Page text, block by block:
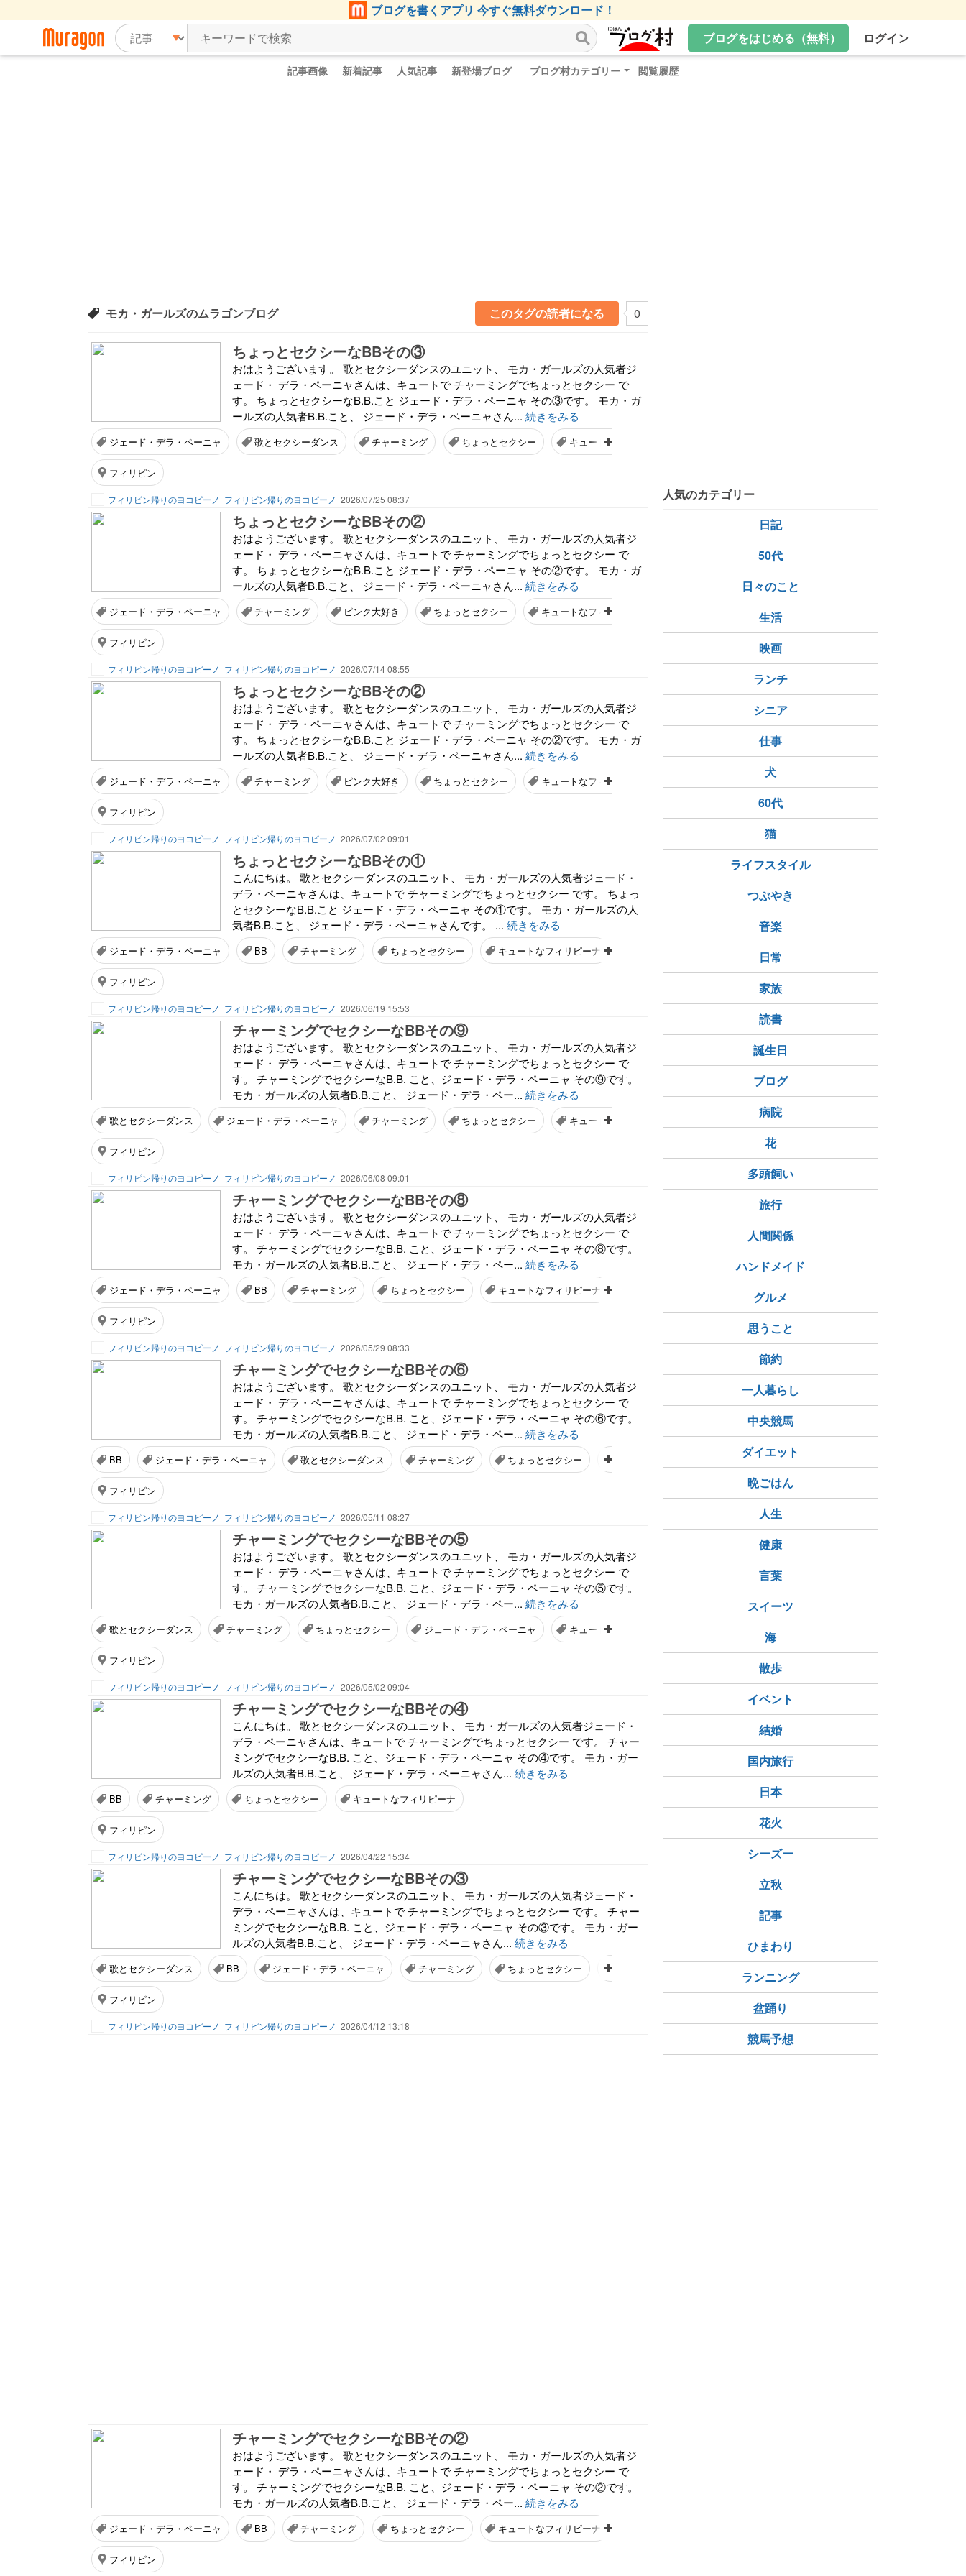
ブログを書くアプリ 今すぐ無料ダウンロード！
ブログをはじめる（無料）
ログイン
記事画像 新着記事 人気記事 新登場ブログ ブログ村カテゴリー 閲覧履歴
モカ・ガールズのムラゴンブログ このタグの読者になる 0
ちょっとセクシーなBBその③
おはようございます。 歌とセクシーダンスのユニット、 モカ・ガールズの人気者ジ
ェード・ デラ・ペーニャさんは、キュートで チャーミングでちょっとセクシー で
す。 ちょっとセクシーなB.B.こと ジェード・デラ・ペーニャ その③です。 モカ・ガ
ールズの人気者B.B.こと、 ジェード・デラ・ペーニャさん... 続きをみる
ジェード・デラ・ペーニャ 歌とセクシーダンス チャーミング ちょっとセクシー キュートなフィリピーナ
フィリピン
フィリピン帰りのヨコピーノ フィリピン帰りのヨコピーノ 2026/07/25 08:37
ちょっとセクシーなBBその②
おはようございます。 歌とセクシーダンスのユニット、 モカ・ガールズの人気者ジ
ェード・ デラ・ペーニャさんは、キュートで チャーミングでちょっとセクシー で
す。 ちょっとセクシーなB.B.こと ジェード・デラ・ペーニャ その②です。 モカ・ガ
ールズの人気者B.B.こと、 ジェード・デラ・ペーニャさん... 続きをみる
ジェード・デラ・ペーニャ チャーミング ピンク大好き ちょっとセクシー キュートなフィリピーナ
フィリピン
フィリピン帰りのヨコピーノ フィリピン帰りのヨコピーノ 2026/07/14 08:55
ちょっとセクシーなBBその②
おはようございます。 歌とセクシーダンスのユニット、 モカ・ガールズの人気者ジ
ェード・ デラ・ペーニャさんは、キュートで チャーミングでちょっとセクシー で
す。 ちょっとセクシーなB.B.こと ジェード・デラ・ペーニャ その②です。 モカ・ガ
ールズの人気者B.B.こと、 ジェード・デラ・ペーニャさん... 続きをみる
ジェード・デラ・ペーニャ チャーミング ピンク大好き ちょっとセクシー キュートなフィリピーナ
フィリピン
フィリピン帰りのヨコピーノ フィリピン帰りのヨコピーノ 2026/07/02 09:01
ちょっとセクシーなBBその①
こんにちは。 歌とセクシーダンスのユニット、 モカ・ガールズの人気者ジェード・
デラ・ペーニャさんは、キュートで チャーミングでちょっとセクシー です。 ちょっ
とセクシーなB.B.こと ジェード・デラ・ペーニャ その①です。 モカ・ガールズの人
気者B.B.こと、 ジェード・デラ・ペーニャさんです。 ... 続きをみる
ジェード・デラ・ペーニャ BB チャーミング ちょっとセクシー キュートなフィリピーナ
フィリピン
フィリピン帰りのヨコピーノ フィリピン帰りのヨコピーノ 2026/06/19 15:53
チャーミングでセクシーなBBその⑨
おはようございます。 歌とセクシーダンスのユニット、 モカ・ガールズの人気者ジ
ェード・ デラ・ペーニャさんは、キュートで チャーミングでちょっとセクシー で
す。 チャーミングでセクシーなB.B. こと、ジェード・デラ・ペーニャ その⑨です。
モカ・ガールズの人気者B.B.こと、 ジェード・デラ・ペー... 続きをみる
歌とセクシーダンス ジェード・デラ・ペーニャ チャーミング ちょっとセクシー キュートなフィリピーナ
フィリピン
フィリピン帰りのヨコピーノ フィリピン帰りのヨコピーノ 2026/06/08 09:01
チャーミングでセクシーなBBその⑧
おはようございます。 歌とセクシーダンスのユニット、 モカ・ガールズの人気者ジ
ェード・ デラ・ペーニャさんは、キュートで チャーミングでちょっとセクシー で
す。 チャーミングでセクシーなB.B. こと、ジェード・デラ・ペーニャ その⑧です。
モカ・ガールズの人気者B.B.こと、 ジェード・デラ・ペー... 続きをみる
ジェード・デラ・ペーニャ BB チャーミング ちょっとセクシー キュートなフィリピーナ
フィリピン
フィリピン帰りのヨコピーノ フィリピン帰りのヨコピーノ 2026/05/29 08:33
チャーミングでセクシーなBBその⑥
おはようございます。 歌とセクシーダンスのユニット、 モカ・ガールズの人気者ジ
ェード・ デラ・ペーニャさんは、キュートで チャーミングでちょっとセクシー で
す。 チャーミングでセクシーなB.B. こと、ジェード・デラ・ペーニャ その⑥です。
モカ・ガールズの人気者B.B.こと、 ジェード・デラ・ペー... 続きをみる
BB ジェード・デラ・ペーニャ 歌とセクシーダンス チャーミング ちょっとセクシー
フィリピン
フィリピン帰りのヨコピーノ フィリピン帰りのヨコピーノ 2026/05/11 08:27
チャーミングでセクシーなBBその⑤
おはようございます。 歌とセクシーダンスのユニット、 モカ・ガールズの人気者ジ
ェード・ デラ・ペーニャさんは、キュートで チャーミングでちょっとセクシー で
す。 チャーミングでセクシーなB.B. こと、ジェード・デラ・ペーニャ その⑤です。
モカ・ガールズの人気者B.B.こと、 ジェード・デラ・ペー... 続きをみる
歌とセクシーダンス チャーミング ちょっとセクシー ジェード・デラ・ペーニャ キュートなフィリピーナ
フィリピン
フィリピン帰りのヨコピーノ フィリピン帰りのヨコピーノ 2026/05/02 09:04
チャーミングでセクシーなBBその④
こんにちは。 歌とセクシーダンスのユニット、 モカ・ガールズの人気者ジェード・
デラ・ペーニャさんは、キュートで チャーミングでちょっとセクシー です。 チャー
ミングでセクシーなB.B. こと、ジェード・デラ・ペーニャ その④です。 モカ・ガー
ルズの人気者B.B.こと、 ジェード・デラ・ペーニャさん... 続きをみる
BB チャーミング ちょっとセクシー キュートなフィリピーナ
フィリピン
フィリピン帰りのヨコピーノ フィリピン帰りのヨコピーノ 2026/04/22 15:34
チャーミングでセクシーなBBその③
こんにちは。 歌とセクシーダンスのユニット、 モカ・ガールズの人気者ジェード・
デラ・ペーニャさんは、キュートで チャーミングでちょっとセクシー です。 チャー
ミングでセクシーなB.B. こと、ジェード・デラ・ペーニャ その③です。 モカ・ガー
ルズの人気者B.B.こと、 ジェード・デラ・ペーニャさん... 続きをみる
歌とセクシーダンス BB ジェード・デラ・ペーニャ チャーミング ちょっとセクシー
フィリピン
フィリピン帰りのヨコピーノ フィリピン帰りのヨコピーノ 2026/04/12 13:18
チャーミングでセクシーなBBその②
おはようございます。 歌とセクシーダンスのユニット、 モカ・ガールズの人気者ジ
ェード・ デラ・ペーニャさんは、キュートで チャーミングでちょっとセクシー で
す。 チャーミングでセクシーなB.B. こと、ジェード・デラ・ペーニャ その②です。
モカ・ガールズの人気者B.B.こと、 ジェード・デラ・ペー... 続きをみる
ジェード・デラ・ペーニャ BB チャーミング ちょっとセクシー キュートなフィリピーナ
フィリピン
人気のカテゴリー
日記
50代
日々のこと
生活
映画
ランチ
シニア
仕事
犬
60代
猫
ライフスタイル
つぶやき
音楽
日常
家族
読書
誕生日
ブログ
病院
花
多頭飼い
旅行
人間関係
ハンドメイド
グルメ
思うこと
節約
一人暮らし
中央競馬
ダイエット
晩ごはん
人生
健康
言葉
スイーツ
海
散歩
イベント
結婚
国内旅行
日本
花火
シーズー
立秋
記事
ひまわり
ランニング
盆踊り
競馬予想